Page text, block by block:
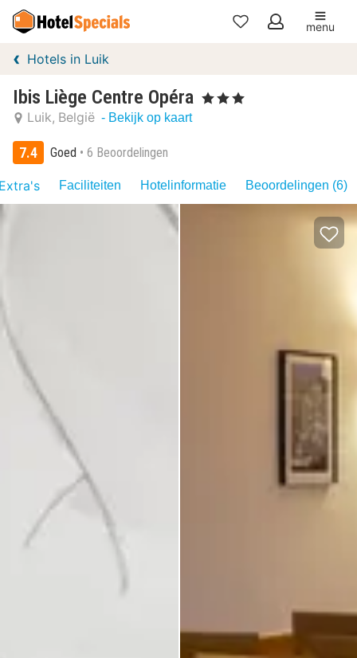
Mijn
menu
Hotels in Luik
Ibis Liège Centre Opéra , 3 Sterren
Luik België - Bekijk op kaart
7.4 Goed 6 Beoordelingen
Faciliteiten Hotelinformatie Beoordelingen (6)